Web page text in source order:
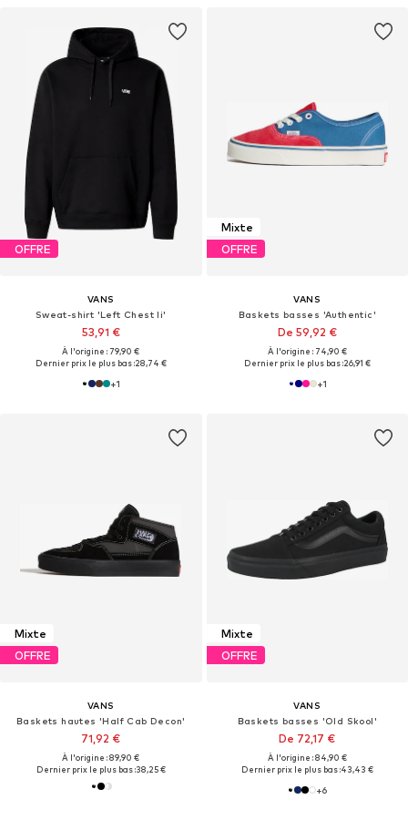
OFFRE
VANS
Sweat-shirt 'Left Chest Ii'
53,91 €
À l'origine : 79,90 €
Dernier prix le plus bas :28,74 €
+1
Mixte
OFFRE
VANS
Baskets basses 'Authentic'
De 59,92 €
À l'origine : 74,90 €
Dernier prix le plus bas :26,91 €
+1
Mixte
OFFRE
VANS
Baskets hautes 'Half Cab Decon'
71,92 €
À l'origine : 89,90 €
Dernier prix le plus bas :38,25 €
Mixte
OFFRE
VANS
Baskets basses 'Old Skool'
De 72,17 €
À l'origine : 84,90 €
Dernier prix le plus bas :43,43 €
+6